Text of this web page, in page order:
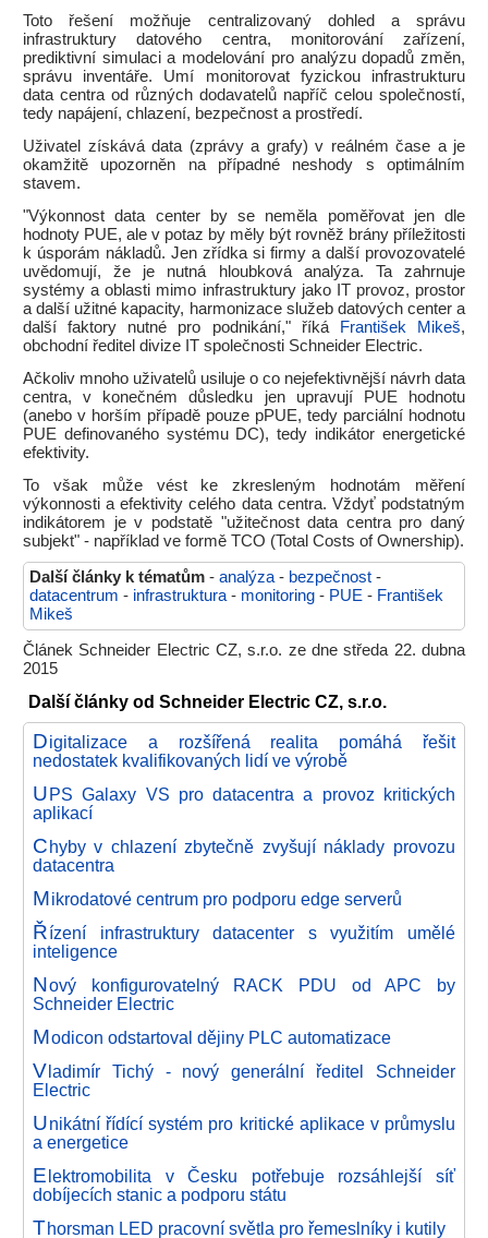
Toto řešení možňuje centralizovaný dohled a správu
infrastruktury datového centra, monitorování zařízení,
prediktivní simulaci a modelování pro analýzu dopadů změn,
správu inventáře. Umí monitorovat fyzickou infrastrukturu
data centra od různých dodavatelů napříč celou společností,
tedy napájení, chlazení, bezpečnost a prostředí.
Uživatel získává data (zprávy a grafy) v reálném čase a je
okamžitě upozorněn na případné neshody s optimálním
stavem.
"Výkonnost data center by se neměla poměřovat jen dle
hodnoty PUE, ale v potaz by měly být rovněž brány příležitosti
k úsporám nákladů. Jen zřídka si firmy a další provozovatelé
uvědomují, že je nutná hloubková analýza. Ta zahrnuje
systémy a oblasti mimo infrastruktury jako IT provoz, prostor
a další užitné kapacity, harmonizace služeb datových center a
další faktory nutné pro podnikání," říká
František Mikeš,
obchodní ředitel divize IT společnosti Schneider Electric.
Ačkoliv mnoho uživatelů usiluje o co nejefektivnější návrh data
centra, v konečném důsledku jen upravují PUE hodnotu
(anebo v horším případě pouze pPUE, tedy parciální hodnotu
PUE definovaného systému DC), tedy indikátor energetické
efektivity.
To však může vést ke zkresleným hodnotám měření
výkonnosti a efektivity celého data centra. Vždyť podstatným
indikátorem je v podstatě "užitečnost data centra pro daný
subjekt" - například ve formě TCO (Total Costs of Ownership).
Další články k tématům - analýza - bezpečnost -
datacentrum - infrastruktura - monitoring - PUE - František
Mikeš
Článek Schneider Electric CZ, s.r.o. ze dne středa 22. dubna
2015
Další články od Schneider Electric CZ, s.r.o.
Digitalizace a rozšířená realita pomáhá řešit
nedostatek kvalifikovaných lidí ve výrobě
UPS Galaxy VS pro datacentra a provoz kritických
aplikací
Chyby v chlazení zbytečně zvyšují náklady provozu
datacentra
Mikrodatové centrum pro podporu edge serverů
Řízení infrastruktury datacenter s využitím umělé
inteligence
Nový konfigurovatelný RACK PDU od APC by
Schneider Electric
Modicon odstartoval dějiny PLC automatizace
Vladimír Tichý - nový generální ředitel Schneider
Electric
Unikátní řídící systém pro kritické aplikace v průmyslu
a energetice
Elektromobilita v Česku potřebuje rozsáhlejší síť
dobíjecích stanic a podporu státu
Thorsman LED pracovní světla pro řemeslníky i kutily